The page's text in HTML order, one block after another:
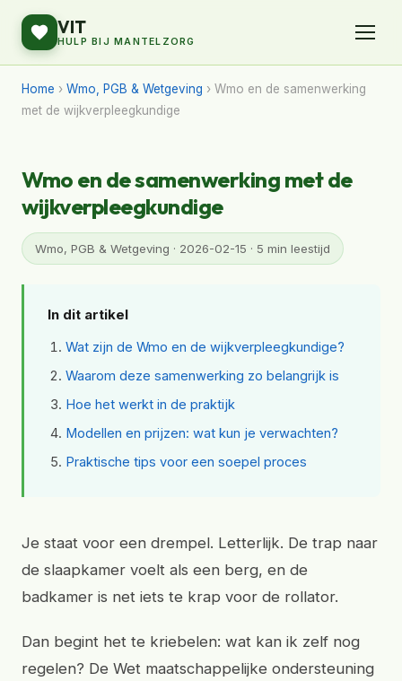
VIT
HULP BIJ MANTELZORG
Home › Wmo, PGB & Wetgeving › Wmo en de samenwerking
met de wijkverpleegkundige
Wmo en de samenwerking met de
wijkverpleegkundige
Wmo, PGB & Wetgeving · 2026-02-15 · 5 min leestijd
In dit artikel
Wat zijn de Wmo en de wijkverpleegkundige?
Waarom deze samenwerking zo belangrijk is
Hoe het werkt in de praktijk
Modellen en prijzen: wat kun je verwachten?
Praktische tips voor een soepel proces
Je staat voor een drempel. Letterlijk. De trap naar
de slaapkamer voelt als een berg, en de
badkamer is net iets te krap voor de rollator.
Dan begint het te kriebelen: wat kan ik zelf nog
regelen? De Wet maatschappelijke ondersteuning